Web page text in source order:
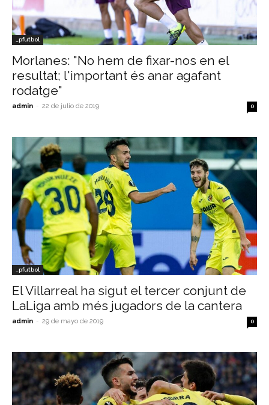
_pfutbol
Morlanes: "No hem de fixar-nos en el
resultat; l'important és anar agafant
rodatge"
admin - 22 de julio de 2019 0
_pfutbol
El Villarreal ha sigut el tercer conjunt de
LaLiga amb més jugadors de la cantera
admin - 29 de mayo de 2019 0